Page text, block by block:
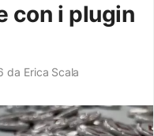
con i plugin
da Erica Scala